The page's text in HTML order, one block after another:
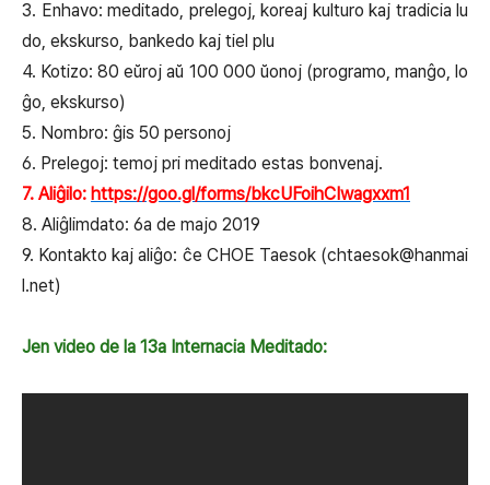
3. Enhavo: meditado, prelegoj, koreaj kulturo kaj tradicia lu
do, ekskurso, bankedo kaj tiel plu
4. Kotizo: 80 eŭroj aŭ 100 000 ŭonoj (programo, manĝo, lo
ĝo, ekskurso)
5. Nombro: ĝis 50 personoj
6. Prelegoj: temoj pri meditado estas bonvenaj.
7. Aliĝilo: https://goo.gl/forms/bkcUFoihCIwagxxm1
8. Aliĝlimdato: 6a de majo 2019
9. Kontakto kaj aliĝo: ĉe CHOE Taesok (chtaesok@hanmai
l.net)
Jen video de la 13a Internacia Meditado: